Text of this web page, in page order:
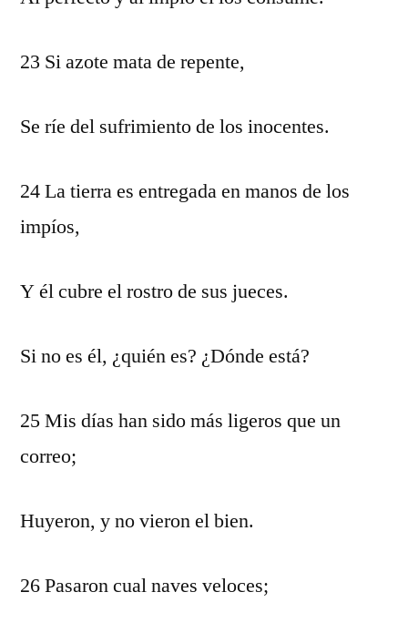
23 Si azote mata de repente,
Se ríe del sufrimiento de los inocentes.
24 La tierra es entregada en manos de los
impíos,
Y él cubre el rostro de sus jueces.
Si no es él, ¿quién es? ¿Dónde está?
25 Mis días han sido más ligeros que un
correo;
Huyeron, y no vieron el bien.
26 Pasaron cual naves veloces;